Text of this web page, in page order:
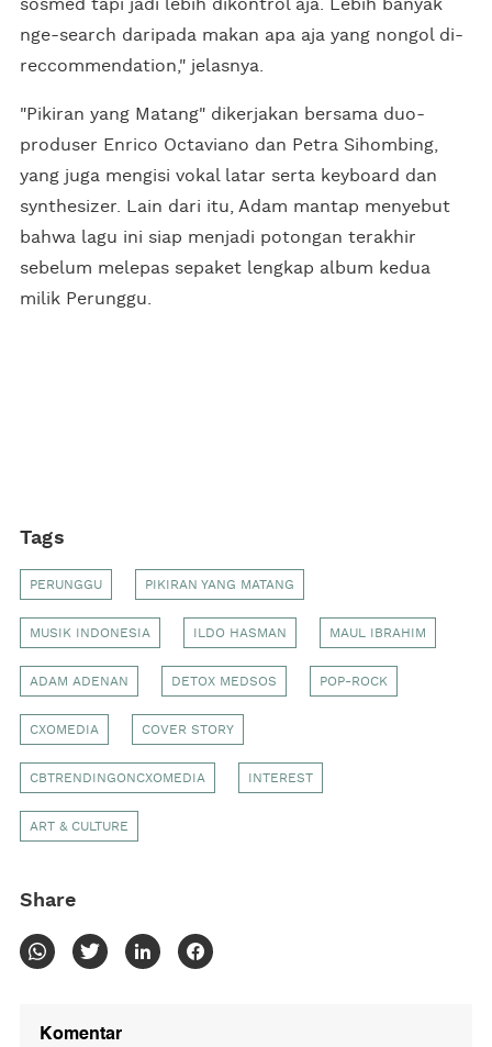
sosmed tapi jadi lebih dikontrol aja. Lebih banyak
nge-search daripada makan apa aja yang nongol di-
reccommendation," jelasnya.
"Pikiran yang Matang" dikerjakan bersama duo-
produser Enrico Octaviano dan Petra Sihombing,
yang juga mengisi vokal latar serta keyboard dan
synthesizer. Lain dari itu, Adam mantap menyebut
bahwa lagu ini siap menjadi potongan terakhir
sebelum melepas sepaket lengkap album kedua
milik Perunggu.
Tags
PERUNGGU PIKIRAN YANG MATANG
MUSIK INDONESIA ILDO HASMAN MAUL IBRAHIM
ADAM ADENAN DETOX MEDSOS POP-ROCK
CXOMEDIA COVER STORY
CBTRENDINGONCXOMEDIA INTEREST
ART & CULTURE
Share